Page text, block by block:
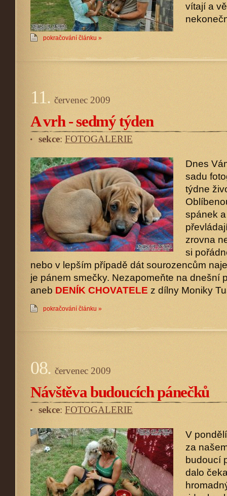
vítají a
pokračování článku »
11.červenec 2009
A vrh - sedmý týden
sekce: FOTOGALERIE
Dnes
sadu
týdne
spánek
zrovna
si
nebo v lepším případě dát sourozencům
je pánem smečky. Nezapomeňte na dnešní
aneb DENÍK CHOVATELE z dílny Moniky
pokračování článku »
08.červenec 2009
Návštěva budoucích pánečků
sekce: FOTOGALERIE
V
za
budoucí
dalo